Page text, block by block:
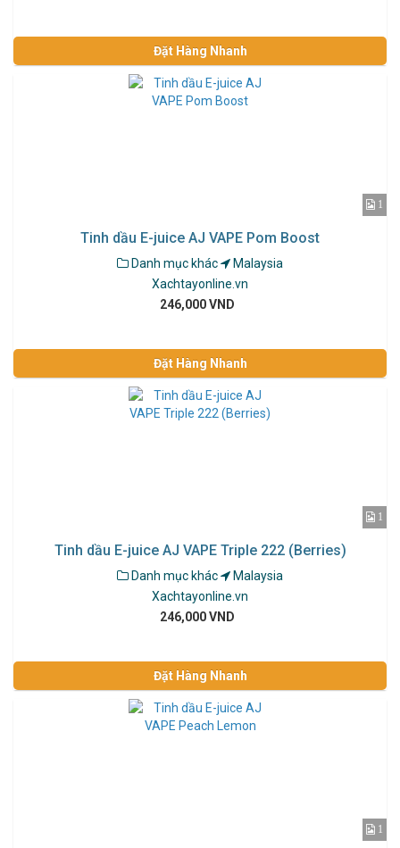
Đặt Hàng Nhanh
1
Tinh dầu E-juice AJ VAPE Pom Boost
Danh mục khác
Malaysia
Xachtayonline.vn
246,000 VND
Đặt Hàng Nhanh
1
Tinh dầu E-juice AJ VAPE Triple 222 (Berries)
Danh mục khác
Malaysia
Xachtayonline.vn
246,000 VND
Đặt Hàng Nhanh
1